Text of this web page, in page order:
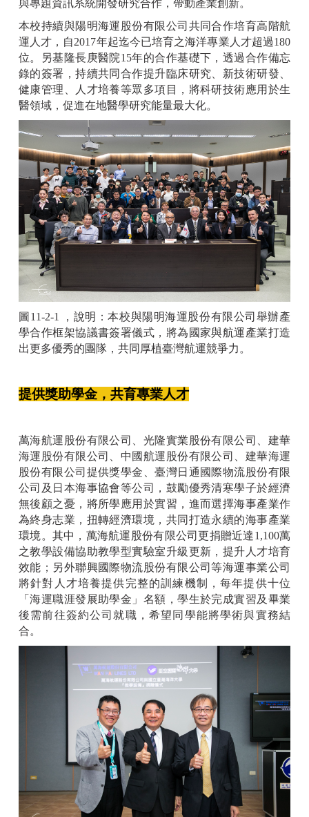
與專題資訊系統開發研究合作，帶動產業創新。
本校持續與陽明海運股份有限公司共同合作培育高階航
運人才，自2017年起迄今已培育之海洋專業人才超過180
位。另基隆長庚醫院15年的合作基礎下，透過合作備忘
錄的簽署，持續共同合作提升臨床研究、新技術研發、
健康管理、人才培養等眾多項目，將科研技術應用於生
醫領域，促進在地醫學研究能量最大化。
圖11-2-1 ，說明：本校與陽明海運股份有限公司舉辦產
學合作框架協議書簽署儀式，將為國家與航運產業打造
出更多優秀的團隊，共同厚植臺灣航運競爭力。
提供獎助學金，共育專業人才
萬海航運股份有限公司、光隆實業股份有限公司、建華
海運股份有限公司、中國航運股份有限公司、建華海運
股份有限公司提供獎學金、臺灣日通國際物流股份有限
公司及日本海事協會等公司，鼓勵優秀清寒學子於經濟
無後顧之憂，將所學應用於實習，進而選擇海事產業作
為終身志業，扭轉經濟環境，共同打造永續的海事產業
環境。其中，萬海航運股份有限公司更捐贈近達1,100萬
之教學設備協助教學型實驗室升級更新，提升人才培育
效能；另外聯興國際物流股份有限公司等海運事業公司
將針對人才培養提供完整的訓練機制，每年提供十位
「海運職涯發展助學金」名額，學生於完成實習及畢業
後需前往簽約公司就職，希望同學能將學術與實務結
合。